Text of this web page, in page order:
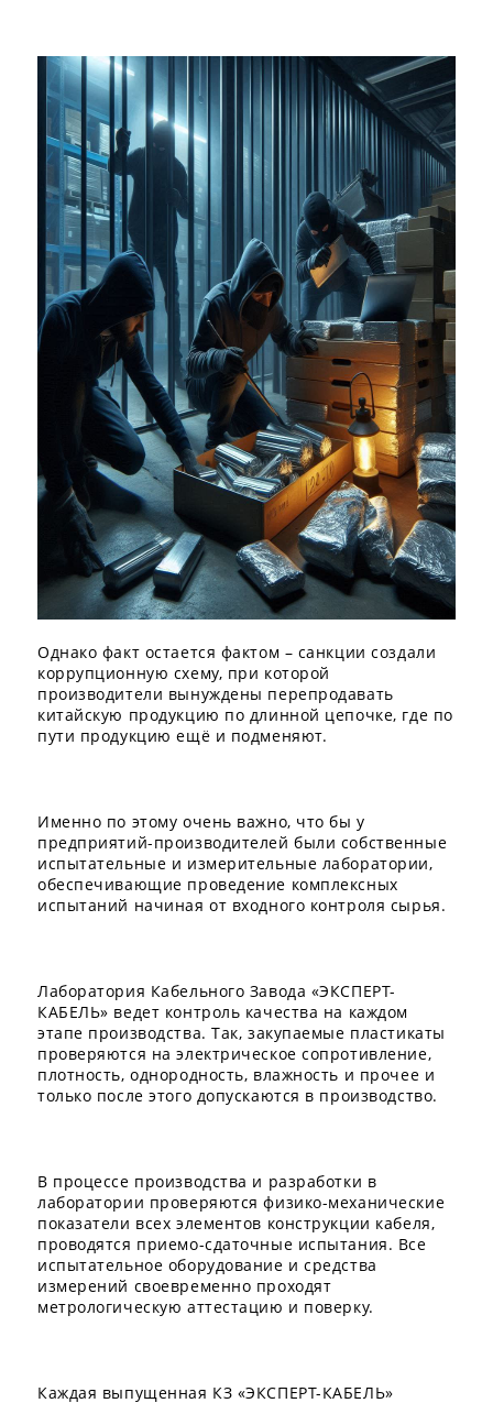
Однако факт остается фактом – санкции создали
коррупционную схему, при которой
производители вынуждены перепродавать
китайскую продукцию по длинной цепочке, где по
пути продукцию ещё и подменяют.
Именно по этому очень важно, что бы у
предприятий-производителей были собственные
испытательные и измерительные лаборатории,
обеспечивающие проведение комплексных
испытаний начиная от входного контроля сырья.
Лаборатория Кабельного Завода «ЭКСПЕРТ-
КАБЕЛЬ» ведет контроль качества на каждом
этапе производства. Так, закупаемые пластикаты
проверяются на электрическое сопротивление,
плотность, однородность, влажность и прочее и
только после этого допускаются в производство.
В процессе производства и разработки в
лаборатории проверяются физико-механические
показатели всех элементов конструкции кабеля,
проводятся приемо-сдаточные испытания. Все
испытательное оборудование и средства
измерений своевременно проходят
метрологическую аттестацию и поверку.
Каждая выпущенная КЗ «ЭКСПЕРТ-КАБЕЛЬ»